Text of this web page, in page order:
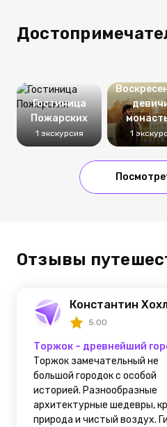
Гостиница
Пожарских
1 экскурсия 1
Отзывы
Константин
5.00
Торжок – древнейший
Торжок замечательный не
большой городок с особой
историей. Разнообразные
архитектурные шедевры,
природа и чистый воздух.